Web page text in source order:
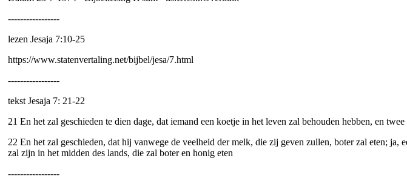
-----------------
lezen Jesaja 7:10-25
https://www.statenvertaling.net/bijbel/jesa/7.html
-----------------
tekst Jesaja 7: 21-22
21 En het zal geschieden te dien dage, dat iemand een koetje in het leven zal behouden hebben, en twee
22 En het zal geschieden, dat hij vanwege de veelheid der melk, die zij geven zullen, boter zal eten; ja,
zal zijn in het midden des lands, die zal boter en honig eten
-----------------